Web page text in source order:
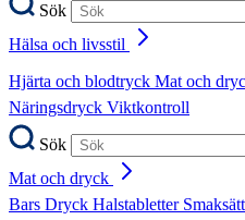
Sök
Hälsa och livsstil
Hjärta och blodtryck Mat och
Näringsdryck Viktkontroll
Sök
Mat och dryck
Bars Dryck Halstabletter